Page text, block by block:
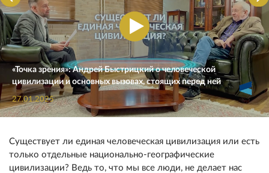
«Точка зрения»: Андрей Быстрицкий о человеческой
цивилизации и основных вызовах, стоящих перед ней
27.01.2025
Существует ли единая человеческая цивилизация или есть
только отдельные национально-географические
цивилизации? Ведь то, что мы все люди, не делает нас